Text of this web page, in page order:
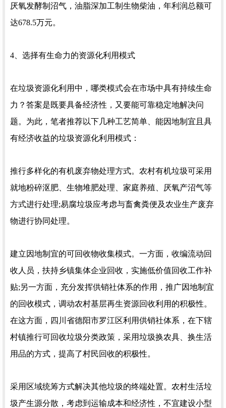
厌氧发酵制沼气，油脂深加工制生物柴油，年利润总额可
达678.5万元。
4、选择有生命力的资源化利用模式
在垃圾资源化利用中，哪类模式会在市场中具有持续生命
力？答案是既要具备经济性，又要能可靠稳定地解决问
题。为此，笔者推荐以下几种工艺简单、能因地制宜且具
有经济收益的垃圾资源化利用模式：
推行多样化的有机废弃物处理方式。农村有机垃圾可采用
就地粉碎沤肥、生物堆肥处理、家庭养殖、厌氧产沼气等
方式进行处理;易腐垃圾应考虑与畜禽粪便及农业生产废弃
物进行协同处理。
建立因地制宜的可回收物收集模式。一方面，收编流动回
收人员，扶持乡镇集体企业回收，实施低价值回收工作补
贴;另一方面，充分发挥供销社体系的作用，推广因地制宜
的回收模式，调动农村基层再生资源回收利用的积极性。
在这方面，四川省德阳市罗江区利用供销社体系，在下辖
村镇推行可回收垃圾分类政策，采用垃圾换农具、换生活
用品的方式，提高了村民回收的积极性。
采用区域统筹方式解决其他垃圾的终端处置。农村生活垃
圾产生源分散，考虑到运输成本和经济性，不宜建设小型